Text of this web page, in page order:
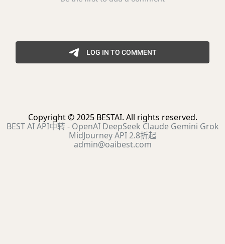
Copyright © 2025 BESTAI. All rights reserved.
BEST AI API中转 - OpenAI DeepSeek Claude Gemini Grok
MidJourney API 2.8折起
admin@oaibest.com